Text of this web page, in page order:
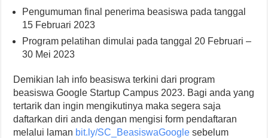
Pengumuman final penerima beasiswa pada tanggal
15 Februari 2023
Program pelatihan dimulai pada tanggal 20 Februari –
30 Mei 2023
Demikian lah info beasiswa terkini dari program
beasiswa Google Startup Campus 2023. Bagi anda yang
tertarik dan ingin mengikutinya maka segera saja
daftarkan diri anda dengan mengisi form pendaftaran
melalui laman bit.ly/SC_BeasiswaGoogle sebelum